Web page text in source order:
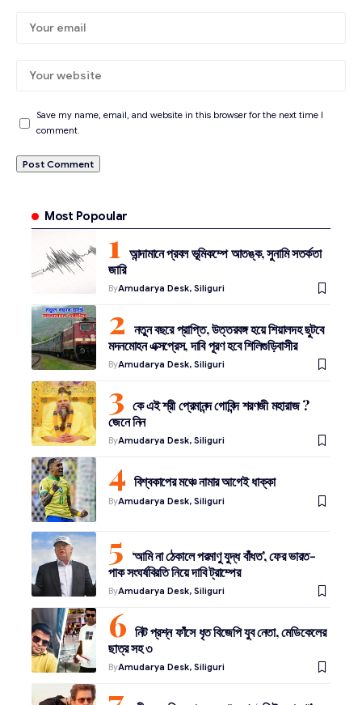
Save my name, email, and website in this browser for the next time I
comment.
Most Popoular
আন্দামানে প্রবল ভূমিকম্পে আতঙ্ক, সুনামি সতর্কতা
জারি
ByAmudarya Desk, Siliguri
নতুন বছরে প্রাপ্তি, উত্তরবঙ্গ হয়ে শিয়ালদহ ছুটবে
মদনমোহন এক্সপ্রেস, দাবি পূরণ হবে শিলিগুড়িবাসীর
ByAmudarya Desk, Siliguri
কে এই শ্রী প্রেমানন্দ গোবিন্দ শরণজী মহারাজ ?
জেনে নিন
ByAmudarya Desk, Siliguri
বিশ্বকাপের মঞ্চে নামার আগেই ধাক্কা
ByAmudarya Desk, Siliguri
‘আমি না ঠেকালে পরমাণু যুদ্ধ বাঁধত’, ফের ভারত-
পাক সংঘর্ষবিরতি নিয়ে দাবি ট্রাম্পের
ByAmudarya Desk, Siliguri
নিট প্রশ্ন ফাঁসে ধৃত বিজেপি যুব নেতা, মেডিকেলের
ছাত্র সহ ৩
ByAmudarya Desk, Siliguri